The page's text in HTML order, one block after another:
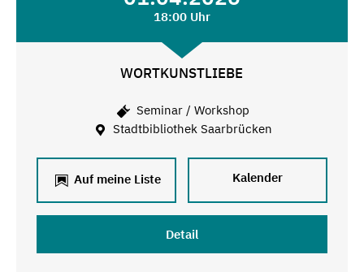
18:00 Uhr
WORTKUNSTLIEBE
Seminar / Workshop
Stadtbibliothek Saarbrücken
Auf meine Liste Kalender
Detail